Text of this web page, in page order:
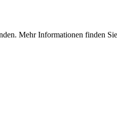
Mehr Informationen finden